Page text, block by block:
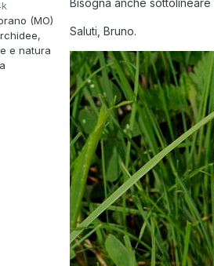
(MO)
e natura
Bisogna anche
Saluti, Bruno.